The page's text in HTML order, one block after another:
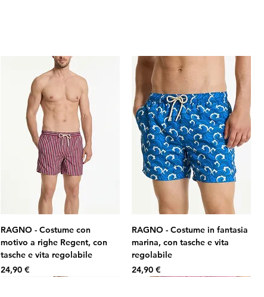
RAGNO - Costume con
motivo a righe Regent, con
tasche e vita regolabile
Prezzo
24,90 €
RAGNO - Costume in fantasia
marina, con tasche e vita
regolabile
Prezzo
24,90 €